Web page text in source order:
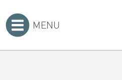
MENU